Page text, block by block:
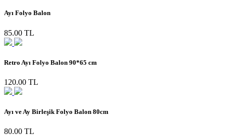
Ayı Folyo Balon
85.00 TL
Retro Ayı Folyo Balon 90*65 cm
120.00 TL
Ayı ve Ay Birleşik Folyo Balon 80cm
80.00 TL